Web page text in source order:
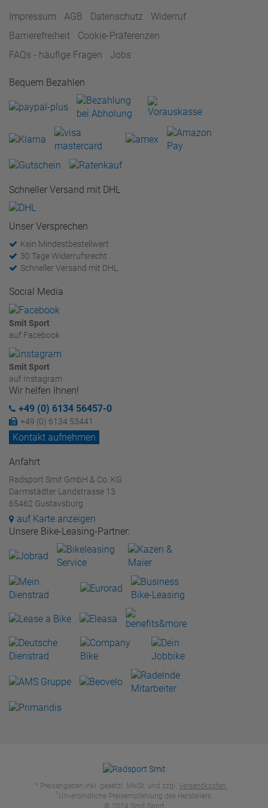
Impressum
AGB Datenschutz
Widerruf
Barrierefreiheit
Cookie-Präferenzen
FAQs - häufige Fragen
Jobs
Bequem Bezahlen
Schneller Versand mit DHL
Unser Versprechen
Kein Mindestbestellwert
30 Tage Widerrufsrecht
Schneller Versand mit DHL
Social Media
Smit Sport
auf Facebook
Smit Sport
auf Instagram
Wir helfen Ihnen!
+49 (0) 6134 56457-0
+49 (0) 6134 53441
Kontakt aufnehmen
Anfahrt
Radsport Smit GmbH & Co. KG
Darmstädter Landstrasse 13
65462 Gustavsburg
auf Karte anzeigen
Unsere Bike-Leasing-Partner:
* Preisangaben inkl. gesetzl. MwSt. und zzgl. Versandkosten .
1 Unverbindliche Preisempfehlung des Herstellers.
© 2024 Smit Sport